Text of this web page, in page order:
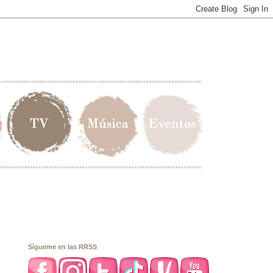
Sígueme en las RRSS